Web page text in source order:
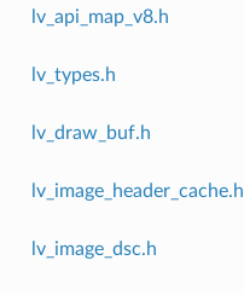
lv_api_map_v8.h
lv_types.h
lv_draw_buf.h
lv_image_header_cache.h
lv_image_dsc.h